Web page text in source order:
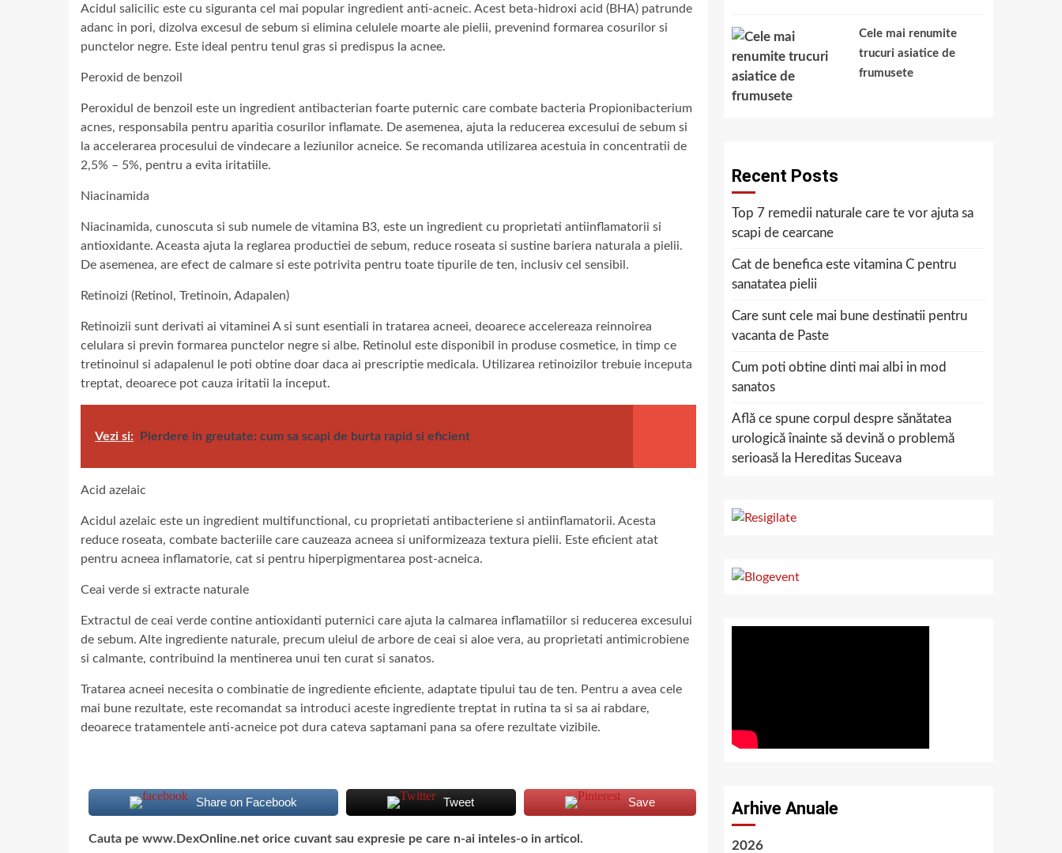
Acidul salicilic este cu siguranta cel mai popular ingredient anti-acneic. Acest beta-hidroxi acid (BHA) patrunde
adanc in pori, dizolva excesul de sebum si elimina celulele moarte ale pielii, prevenind formarea cosurilor si
punctelor negre. Este ideal pentru tenul gras si predispus la acnee.
Peroxid de benzoil
Peroxidul de benzoil este un ingredient antibacterian foarte puternic care combate bacteria Propionibacterium
acnes, responsabila pentru aparitia cosurilor inflamate. De asemenea, ajuta la reducerea excesului de sebum si
la accelerarea procesului de vindecare a leziunilor acneice. Se recomanda utilizarea acestuia in concentratii de
2,5% – 5%, pentru a evita iritatiile.
Niacinamida
Niacinamida, cunoscuta si sub numele de vitamina B3, este un ingredient cu proprietati antiinflamatorii si
antioxidante. Aceasta ajuta la reglarea productiei de sebum, reduce roseata si sustine bariera naturala a pielii.
De asemenea, are efect de calmare si este potrivita pentru toate tipurile de ten, inclusiv cel sensibil.
Retinoizi (Retinol, Tretinoin, Adapalen)
Retinoizii sunt derivati ai vitaminei A si sunt esentiali in tratarea acneei, deoarece accelereaza reinnoirea
celulara si previn formarea punctelor negre si albe. Retinolul este disponibil in produse cosmetice, in timp ce
tretinoinul si adapalenul le poti obtine doar daca ai prescriptie medicala. Utilizarea retinoizilor trebuie inceputa
treptat, deoarece pot cauza iritatii la inceput.
Vezi si: Pierdere in greutate: cum sa scapi de burta rapid si eficient
Acid azelaic
Acidul azelaic este un ingredient multifunctional, cu proprietati antibacteriene si antiinflamatorii. Acesta
reduce roseata, combate bacteriile care cauzeaza acneea si uniformizeaza textura pielii. Este eficient atat
pentru acneea inflamatorie, cat si pentru hiperpigmentarea post-acneica.
Ceai verde si extracte naturale
Extractul de ceai verde contine antioxidanti puternici care ajuta la calmarea inflamatiilor si reducerea excesului
de sebum. Alte ingrediente naturale, precum uleiul de arbore de ceai si aloe vera, au proprietati antimicrobiene
si calmante, contribuind la mentinerea unui ten curat si sanatos.
Tratarea acneei necesita o combinatie de ingrediente eficiente, adaptate tipului tau de ten. Pentru a avea cele
mai bune rezultate, este recomandat sa introduci aceste ingrediente treptat in rutina ta si sa ai rabdare,
deoarece tratamentele anti-acneice pot dura cateva saptamani pana sa ofere rezultate vizibile.
Share on Facebook Tweet Save
Cauta pe www.DexOnline.net orice cuvant sau expresie pe care n-ai inteles-o in articol.
Cele mai renumite
trucuri asiatice de
frumusete
Recent Posts
Top 7 remedii naturale care te vor ajuta sa
scapi de cearcane
Cat de benefica este vitamina C pentru
sanatatea pielii
Care sunt cele mai bune destinatii pentru
vacanta de Paste
Cum poti obtine dinti mai albi in mod
sanatos
Află ce spune corpul despre sănătatea
urologică înainte să devină o problemă
serioasă la Hereditas Suceava
Arhive Anuale
2026